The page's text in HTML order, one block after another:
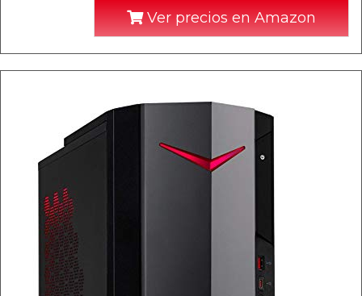
Ver precios en Amazon